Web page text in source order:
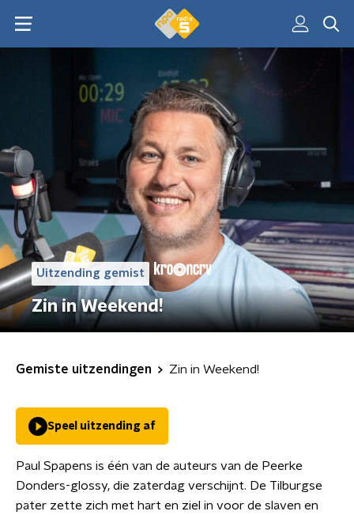
Uitzending gemist
Zin in Weekend!
Gemiste uitzendingen Zin in Weekend!
Speel uitzending af
Paul Spapens is één van de auteurs van de Peerke
Donders-glossy, die zaterdag verschijnt. De Tilburgse
pater zette zich met hart en ziel in voor de slaven en